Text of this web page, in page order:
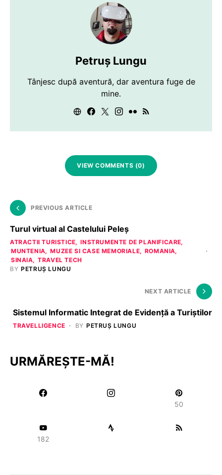
Petruș Lungu
Tânjesc după aventură, dar aventura fuge de
mine.
VIEW COMMENTS (0)
PREVIOUS ARTICLE
Turul virtual al Castelului Peleș
ATRACTII TURISTICE
INSTRUMENTE DE PLANIFICARE
MUNTENIA
MUZEE SI CASE MEMORIALE
ROMANIA
SINAIA
TRAVEL TECH
BY PETRUȘ LUNGU
NEXT ARTICLE
Sistemul Informatic Integrat de Evidenţă a Turiştilor
TRAVELLIGENCE BY PETRUȘ LUNGU
URMĂREȘTE-MĂ!
50
182